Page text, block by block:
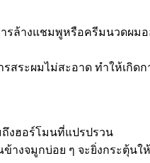
ารล้างแชมพูหรือครีมนวดผ
ะผมไม่สะอาด ทำให้เกิดกา
งฮอร์โมนที่แปรปรวน
างจมูกบ่อย ๆ จะยิ่งกระตุ้นใ